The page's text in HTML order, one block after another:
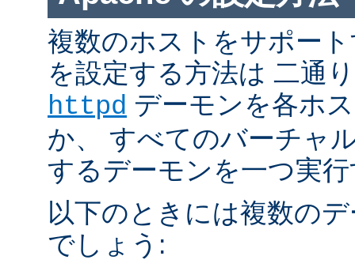
複数のホストをサポー
を設定する方法は 二通
httpd デーモンを各ホ
か、 すべてのバーチャ
するデーモンを一つ実
以下のときには複数の
でしょう: